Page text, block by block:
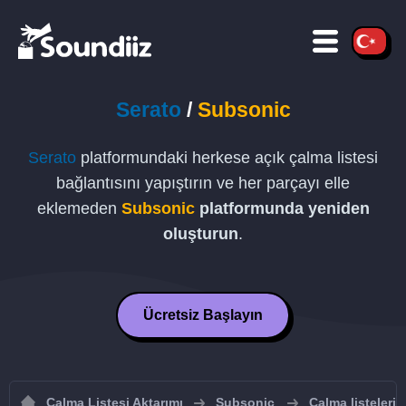
Serato / Subsonic
Serato platformundaki herkese açık çalma listesi
bağlantısını yapıştırın ve her parçayı elle
eklemeden Subsonicplatformunda yeniden
oluşturun.
Ücretsiz Başlayın
Çalma Listesi Aktarımı Subsonic Çalma